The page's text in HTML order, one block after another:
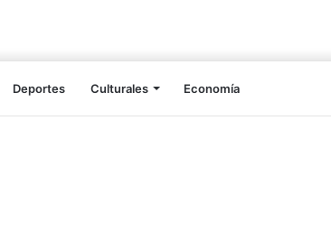
Deportes Culturales Economía